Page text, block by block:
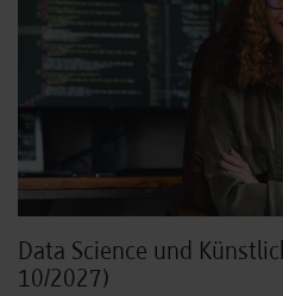
Data Science und
10/2027)